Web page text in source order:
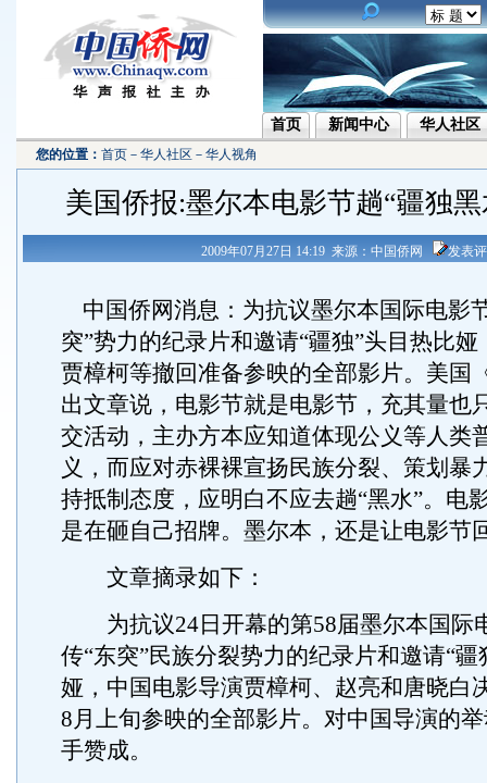
首页 新闻中心 华人社区
您的位置： 首页 － 华人社区 － 华人视角
美国侨报:墨尔本电影节趟“疆独
2009年07月27日 14:19 来源：中国侨网 发表
中国侨网消息：为抗议墨尔本国际电影
突”势力的纪录片和邀请“疆独”头目热比
贾樟柯等撤回准备参映的全部影片。美国
出文章说，电影节就是电影节，充其量也
交活动，主办方本应知道体现公义等人类
义，而应对赤裸裸宣扬民族分裂、策划暴
持抵制态度，应明白不应去趟“黑水”。电
是在砸自己招牌。墨尔本，还是让电影节
文章摘录如下：
为抗议24日开幕的第58届墨尔本国际
传“东突”民族分裂势力的纪录片和邀请“疆
娅，中国电影导演贾樟柯、赵亮和唐晓白
8月上旬参映的全部影片。对中国导演的
手赞成。